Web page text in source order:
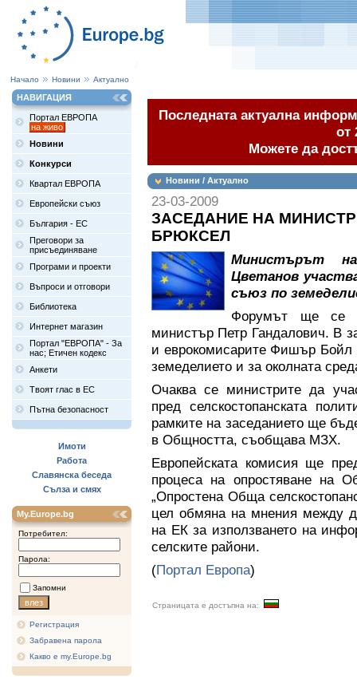
Начало Новини Актуално
НАВИГАЦИЯ
Портал ЕВРОПА
на живо
Новини
Конкурси
Квартал ЕВРОПА
Европейски съюз
България - ЕС
Преговори за
присъединяване
Програми и проекти
Въпроси и отговори
Библиотека
Интернет магазин
Портал "ЕВРОПА" - За
нас; Етичен кодекс
Анкети
Твоят глас в ЕС
Пътна безопасност
Имоти
Работа
Славянска беседа
Сълза и смях
My.Europe.bg
Потребител:
Парола:
Запомни
Регистрация
Забравена парола
Какво е my.Europe.bg
Последната актуална
от
Можете да
Новини / Актуално
23-03-2009
ЗАСЕДАНИЕ НА
БРЮКСЕЛ
Министърът
Цветанов
съюз по
Форумът ще се
министър Петр Гандалович. В
и еврокомисарите Фишър Бойл
земеделието и за околната
Очаква се министрите да
пред селскостопанската
рамките на заседанието ще
в Общността, съобщава МЗХ.
Европейската комисия ще
процеса на опростяване на
„Опростена Обща
цел обмяна на мнения между
на ЕК за използването на
селските райони.
(Портал Европа)
Страницата е достъпна на: